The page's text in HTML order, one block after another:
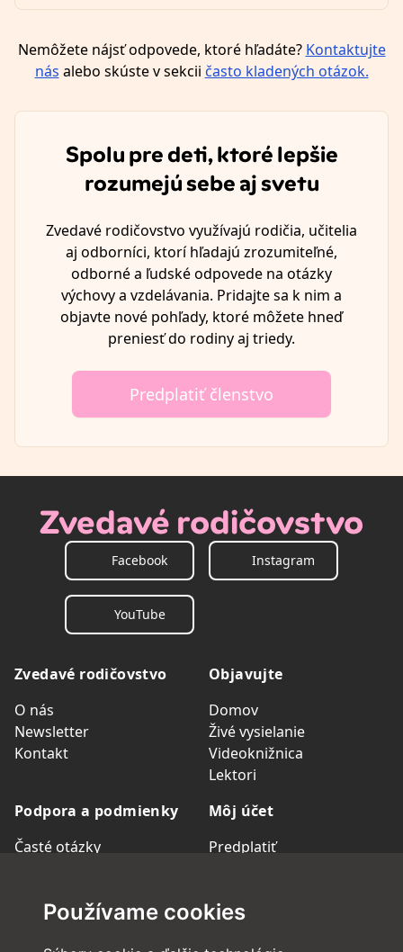
Používame cookies
Nemôžete nájsť odpovede, ktoré hľadáte? Kontaktujte
nás alebo skúste v sekcii často kladených otázok.
Spolu pre deti, ktoré lepšie
rozumejú sebe aj svetu
Zvedavé rodičovstvo využívajú rodičia, učitelia
aj odborníci, ktorí hľadajú zrozumiteľné,
odborné a ľudské odpovede na otázky
výchovy a vzdelávania. Pridajte sa k nim a
objavte nové pohľady, ktoré môžete hneď
preniesť do rodiny aj triedy.
Predplatiť členstvo
Zvedavé rodičovstvo
Facebook Instagram
YouTube
Zvedavé rodičovstvo
O nás
Newsletter
Kontakt
Objavujte
Domov
Živé vysielanie
Videoknižnica
Lektori
Podpora a podmienky
Časté otázky
Ochrana osobných údajov
Môj účet
Predplatiť
Spravovať účet